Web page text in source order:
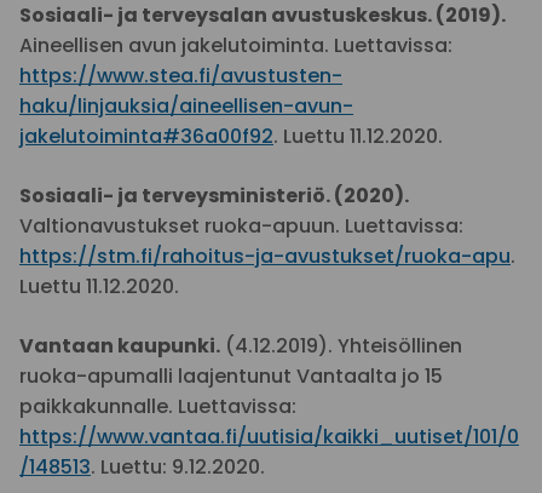
Sosiaali- ja terveysalan avustuskeskus. (2019).
Aineellisen avun jakelutoiminta. Luettavissa:
https://www.stea.fi/avustusten-
haku/linjauksia/aineellisen-avun-
jakelutoiminta#36a00f92. Luettu 11.12.2020.
Sosiaali- ja terveysministeriö. (2020).
Valtionavustukset ruoka-apuun. Luettavissa:
https://stm.fi/rahoitus-ja-avustukset/ruoka-apu.
Luettu 11.12.2020.
Vantaan kaupunki. (4.12.2019). Yhteisöllinen
ruoka-apumalli laajentunut Vantaalta jo 15
paikkakunnalle. Luettavissa:
https://www.vantaa.fi/uutisia/kaikki_uutiset/101/0
/148513. Luettu: 9.12.2020.